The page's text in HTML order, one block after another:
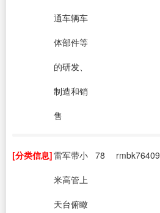
通车辆车
体部件等
的研发、
制造和销
售
[分类信息]雷军带小
米高管上
天台俯瞰
78 rmbk76409